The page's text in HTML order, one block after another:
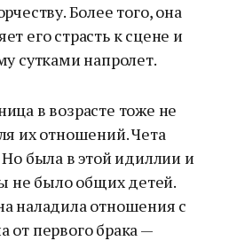
Более того, она
его страсть к сцене и
сутками напролет.
в возрасте тоже не
их отношений. Чета
Но была в этой идиллии и
не было общих детей.
наладила отношения с
от первого брака —